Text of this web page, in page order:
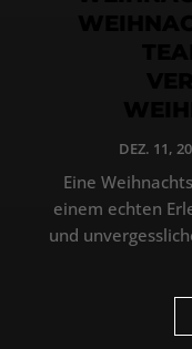
DEZ. 11,
Eine
einem echten
und